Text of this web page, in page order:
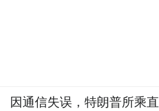
因通信失误，特朗普所乘直